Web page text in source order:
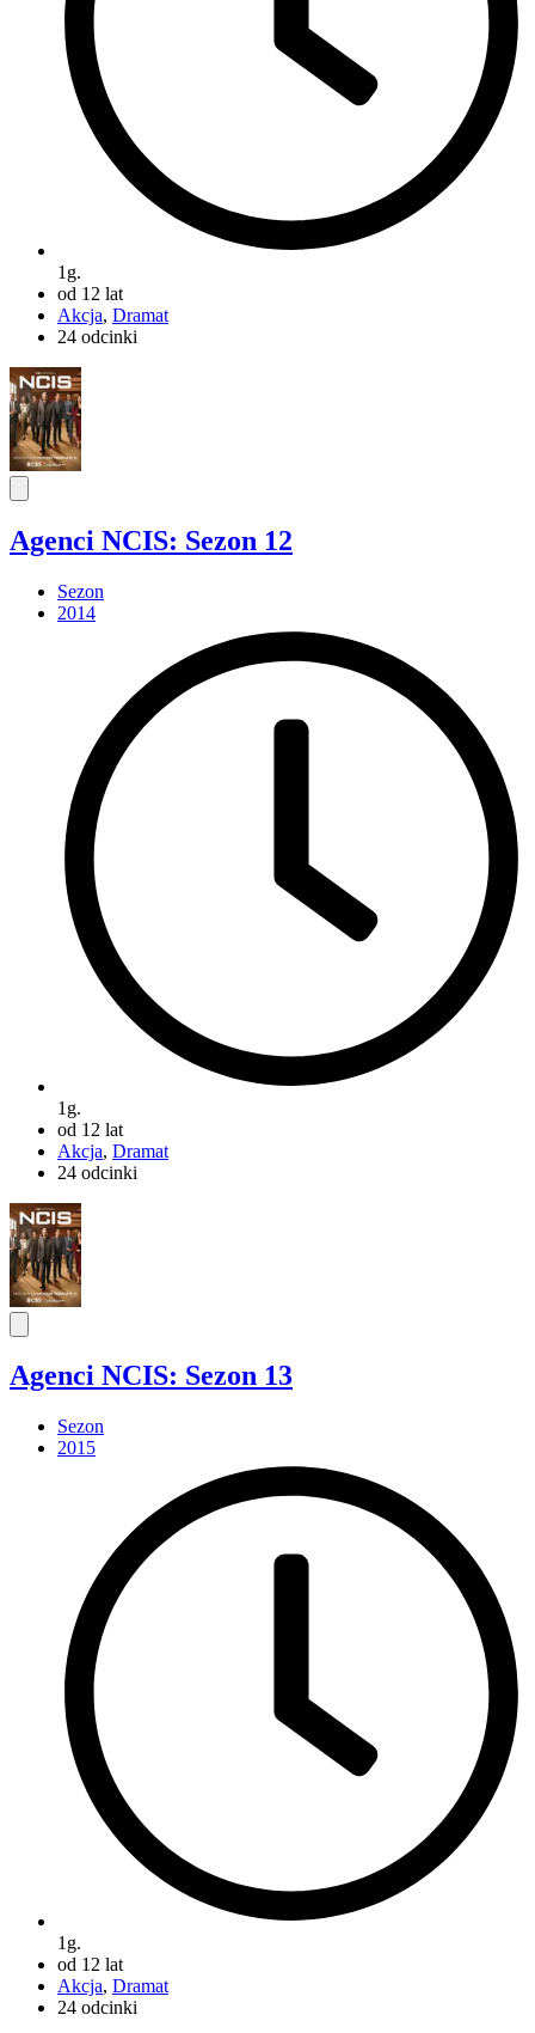
1g.
od 12 lat
Akcja, Dramat
24 odcinki
Agenci NCIS: Sezon 12
Sezon
2014
1g.
od 12 lat
Akcja, Dramat
24 odcinki
Agenci NCIS: Sezon 13
Sezon
2015
1g.
od 12 lat
Akcja, Dramat
24 odcinki